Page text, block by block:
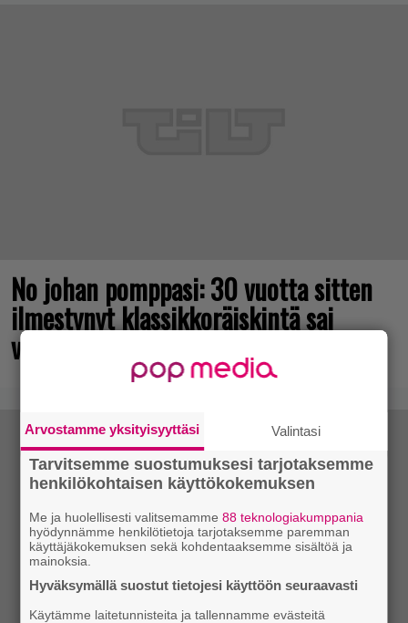
No johan pomppasi: 30 vuotta sitten
ilmestynyt klassikkoräiskintä sai
valtavasti lisää sisältöä
Arvostamme yksityisyyttäsi Valintasi
Tarvitsemme suostumuksesi tarjotaksemme
henkilökohtaisen käyttökokemuksen
Me ja huolellisesti valitsemamme88 teknologiakumppania
hyödynnämme henkilötietoja tarjotaksemme paremman
käyttäjäkokemuksen sekä kohdentaaksemme sisältöä ja
mainoksia.
Hyväksymällä suostut tietojesi käyttöön seuraavasti
Käytämme laitetunnisteita ja tallennamme evästeitä